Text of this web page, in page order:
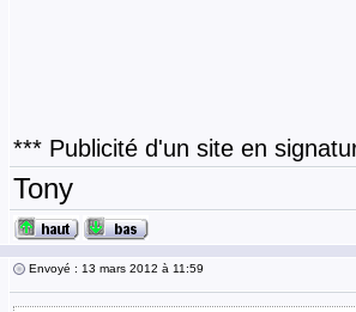
*** Publicité d'un site en
Tony
Envoyé : 13 mars 2012 à 11:59